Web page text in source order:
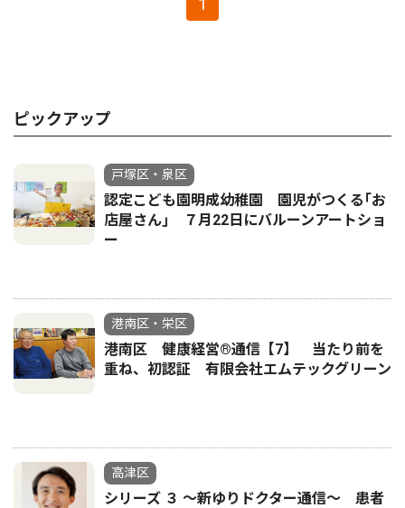
1
ピックアップ
戸塚区・泉区
認定こども園明成幼稚園 園児がつくる｢お
店屋さん｣ ７月22日にバルーンアートショ
ー
港南区・栄区
港南区 健康経営®通信【7】 当たり前を
重ね、初認証 有限会社エムテックグリーン
高津区
シリーズ ３ 〜新ゆりドクター通信〜 患者